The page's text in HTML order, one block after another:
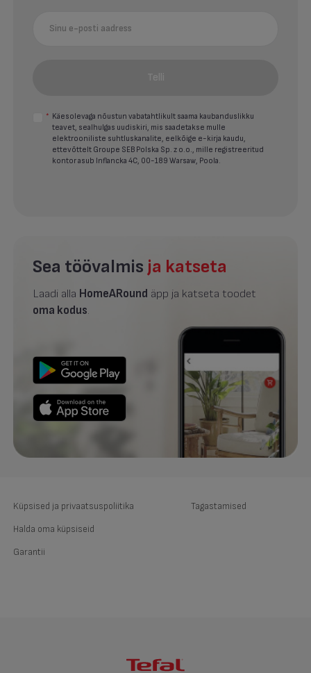
Telli
* Käesolevaga nõustun vabatahtlikult saama kaubanduslikku
teavet, sealhulgas uudiskiri, mis saadetakse mulle
elektrooniliste suhtluskanalite, eelkõige e-kirja kaudu,
ettevõttelt Groupe SEB Polska Sp. z o.o., mille registreeritud
kontor asub Inflancka 4C, 00-189 Warsaw, Poola.
Sea töövalmis ja katseta
Laadi alla HomeARound äpp ja katseta toodet
oma kodus.
Küpsised ja privaatsuspoliitika
Halda oma küpsiseid
Garantii
Tagastamised